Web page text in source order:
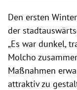
Den ersten
der
„Es war dunkel,
Molcho
Maßnahmen
attraktiv zu